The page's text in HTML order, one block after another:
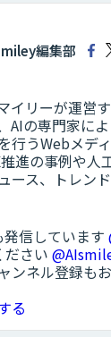
編集部
イリーが運営
AIの専門家に
行うWebメデ
進の事例や人
ース、トレン
発信しています
ださい
ンネル登録も
る